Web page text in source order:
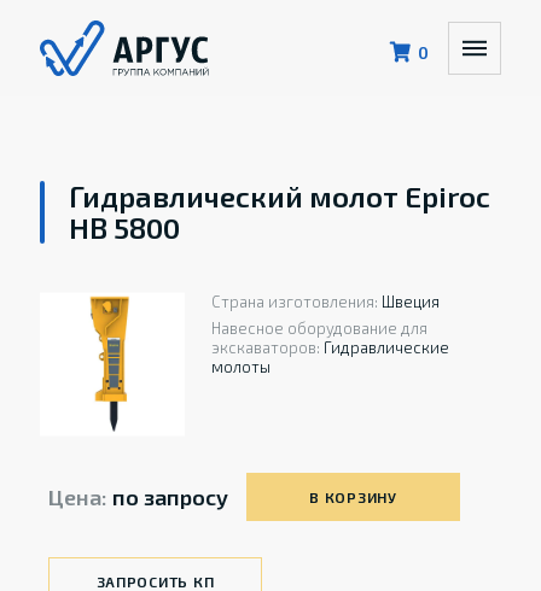
0
Гидравлический молот Epiroc
HB 5800
Страна изготовления: Швеция
Навесное оборудование для
экскаваторов: Гидравлические
молоты
Цена: по запросу В КОРЗИНУ
ЗАПРОСИТЬ КП